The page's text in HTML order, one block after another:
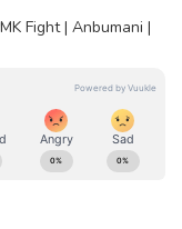
Fight | Anbumani |